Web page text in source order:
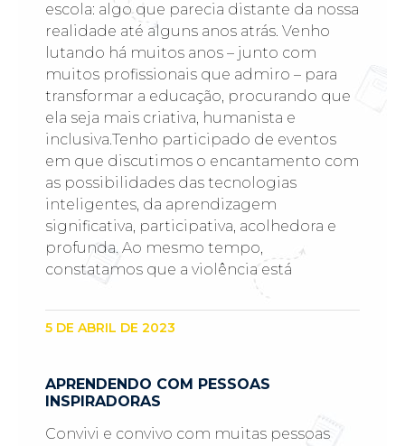
escola: algo que parecia distante da nossa
realidade até alguns anos atrás. Venho
lutando há muitos anos – junto com
muitos profissionais que admiro – para
transformar a educação, procurando que
ela seja mais criativa, humanista e
inclusiva.Tenho participado de eventos
em que discutimos o encantamento com
as possibilidades das tecnologias
inteligentes, da aprendizagem
significativa, participativa, acolhedora e
profunda. Ao mesmo tempo,
constatamos que a violência está
5 DE ABRIL DE 2023
APRENDENDO COM PESSOAS
INSPIRADORAS
Convivi e convivo com muitas pessoas